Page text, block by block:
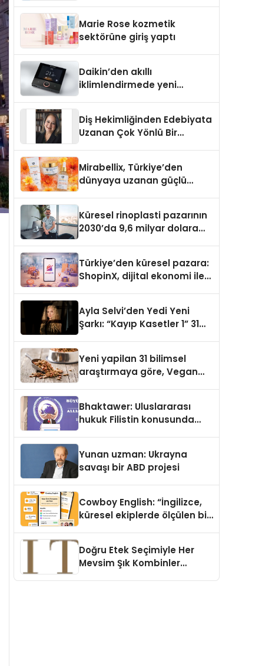
Aldı
Marie Rose kozmetik
sektörüne giriş yaptı
Daikin’den akıllı
iklimlendirmede yeni
Diş Hekimliğinden Edebiyata
Uzanan Çok Yönlü Bir
Mirabellix, Türkiye’den
dünyaya uzanan güçlü
Küresel rinoplasti pazarının
2030’da 9,6 milyar dolara
Türkiye’den küresel pazara:
ShopinX, dijital ekonomi ile
Ayla Selvi’den Yedi Yeni
Şarkı: “Kayıp Kasetler 1” 31
Yeni yapilan 31 bilimsel
araştırmaya göre, Vegan
Sindirildiğini Ortaya Koydu
Bhaktawer: Uluslararası
hukuk Filistin konusunda
Yunan uzman: Ukrayna
savaşı bir ABD projesi
Cowboy English: “İngilizce,
küresel ekiplerde ölçülen bir
Doğru Etek Seçimiyle Her
Mevsim Şık Kombinler